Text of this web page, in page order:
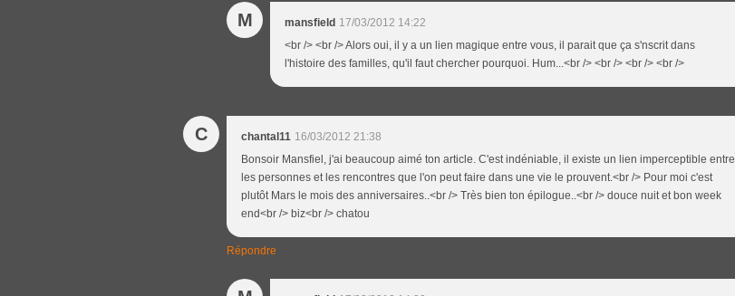
M mansfield 17/03/2012 14:22
<br /> <br /> Alors oui, il y a un lien magique entre vous, il parait que ça s'nscrit dans
l'histoire des familles, qu'il faut chercher pourquoi. Hum...<br /> <br /> <br /> <br />
C chantal11 16/03/2012 21:38
Bonsoir Mansfiel, j'ai beaucoup aimé ton article. C'est indéniable, il existe un lien imperceptible entre
les personnes et les rencontres que l'on peut faire dans une vie le prouvent.<br /> Pour moi c'est
plutôt Mars le mois des anniversaires..<br /> Très bien ton épilogue..<br /> douce nuit et bon week
end<br /> biz<br /> chatou
Répondre